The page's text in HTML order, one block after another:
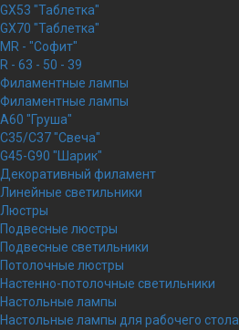
GX53 "Таблетка"
GX70 "Таблетка"
MR - "Софит"
R - 63 - 50 - 39
Филаментные лампы
Филаментные лампы
A60 "Груша"
C35/C37 "Свеча"
G45-G90 "Шарик"
Декоративный филамент
Линейные светильники
Люстры
Подвесные люстры
Подвесные светильники
Потолочные люстры
Настенно-потолочные светильники
Настольные лампы
Настольные лампы для рабочего стола